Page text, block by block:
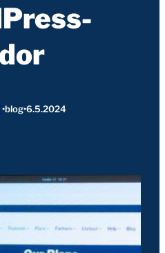
•blog•6.5.2024